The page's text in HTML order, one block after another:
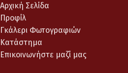
Αρχική Σελίδα
Προφίλ
Γκάλερι Φωτογραφιών
Κατάστημα
Επικοινωνήστε μαζί μας